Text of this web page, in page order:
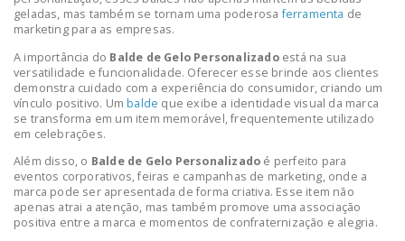
geladas, mas também se tornam uma poderosaferramenta de
marketing para as empresas.
A importância do Balde de Gelo Personalizadoestá na sua
versatilidade e funcionalidade. Oferecer esse brinde aos clientes
demonstra cuidado com a experiência do consumidor, criando um
vínculo positivo. Umbalde que exibe a identidade visual da marca
se transforma em um item memorável, frequentemente utilizado
em celebrações.
Além disso, o Balde de Gelo Personalizado é perfeito para
eventos corporativos, feiras e campanhas de marketing, onde a
marca pode ser apresentada de forma criativa. Esse item não
apenas atrai a atenção, mas também promove uma associação
positiva entre a marca e momentos de confraternização e alegria.